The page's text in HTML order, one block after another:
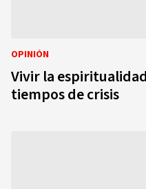
OPINIÓN
Vivir la
tiempos de crisis